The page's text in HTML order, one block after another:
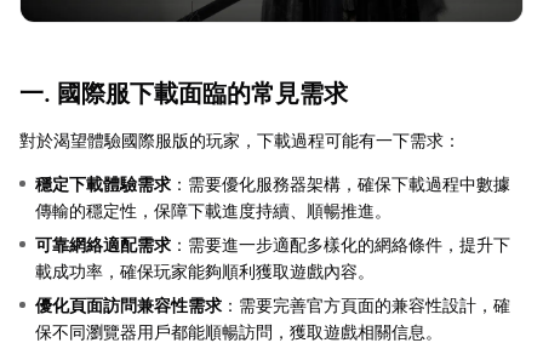
一. 國際服下載面臨的常見需求
對於渴望體驗國際服版的玩家，下載過程可能有一下需求：
穩定下載體驗需求 ：需要優化服務器架構，確保下載過程中數據
傳輸的穩定性，保障下載進度持續、順暢推進。
可靠網絡適配需求 ：需要進一步適配多樣化的網絡條件，提升下
載成功率，確保玩家能夠順利獲取遊戲內容。
優化頁面訪問兼容性需求 ：需要完善官方頁面的兼容性設計，確
保不同瀏覽器用戶都能順暢訪問，獲取遊戲相關信息。